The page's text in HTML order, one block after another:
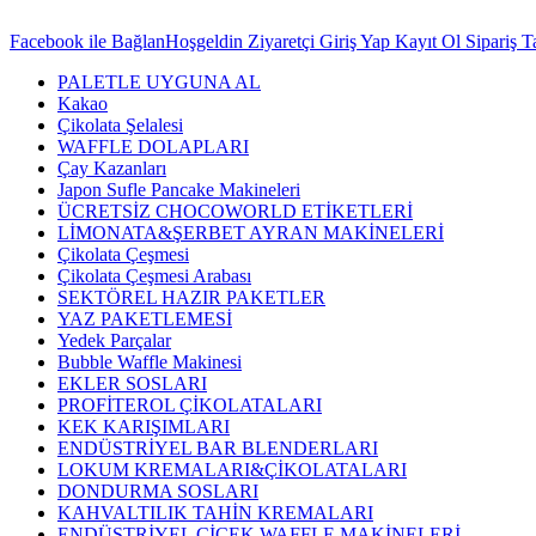
Facebook ile BağlanHoşgeldin Ziyaretçi Giriş Yap Kayıt Ol Sipariş
PALETLE UYGUNA AL
Kakao
Çikolata Şelalesi
WAFFLE DOLAPLARI
Çay Kazanları
Japon Sufle Pancake Makineleri
ÜCRETSİZ CHOCOWORLD ETİKETLERİ
LİMONATA&ŞERBET AYRAN MAKİNELERİ
Çikolata Çeşmesi
Çikolata Çeşmesi Arabası
SEKTÖREL HAZIR PAKETLER
YAZ PAKETLEMESİ
Yedek Parçalar
Bubble Waffle Makinesi
EKLER SOSLARI
PROFİTEROL ÇİKOLATALARI
KEK KARIŞIMLARI
ENDÜSTRİYEL BAR BLENDERLARI
LOKUM KREMALARI&ÇİKOLATALARI
DONDURMA SOSLARI
KAHVALTILIK TAHİN KREMALARI